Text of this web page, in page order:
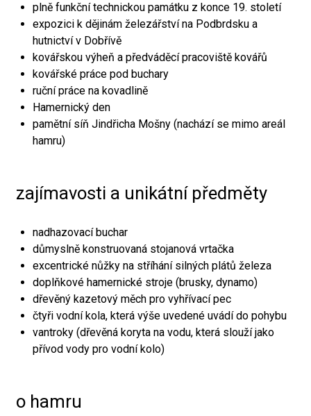
plně funkční technickou památku z konce 19. století
expozici k dějinám železářství na Podbrdsku a
hutnictví v Dobřívě
kovářskou výheň a předváděcí pracoviště kovářů
kovářské práce pod buchary
ruční práce na kovadlině
Hamernický den
pamětní síň Jindřicha Mošny (nachází se mimo areál
hamru)
zajímavosti a unikátní předměty
nadhazovací buchar
důmyslně konstruovaná stojanová vrtačka
excentrické nůžky na stříhání silných plátů železa
doplňkové hamernické stroje (brusky, dynamo)
dřevěný kazetový měch pro vyhřívací pec
čtyři vodní kola, která výše uvedené uvádí do pohybu
vantroky (dřevěná koryta na vodu, která slouží jako
přívod vody pro vodní kolo)
o hamru